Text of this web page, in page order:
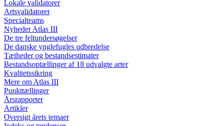
Lokale validatorer
Artsvalidatorer
Specialteams
Nyheder Atlas III
De tre feltundersøgelser
De danske ynglefugles udbredelse
Tætheder og bestandsestimater
Bestandsoptællinger af 18 udvalgte arter
Kvalitetssikring
Mere om Atlas III
Punkttællinger
Årsrapporter
Artikler
Oversigt årets temaer